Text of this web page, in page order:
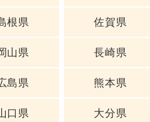
根県
山県
島県
口県
佐賀県
長崎県
熊本県
大分県